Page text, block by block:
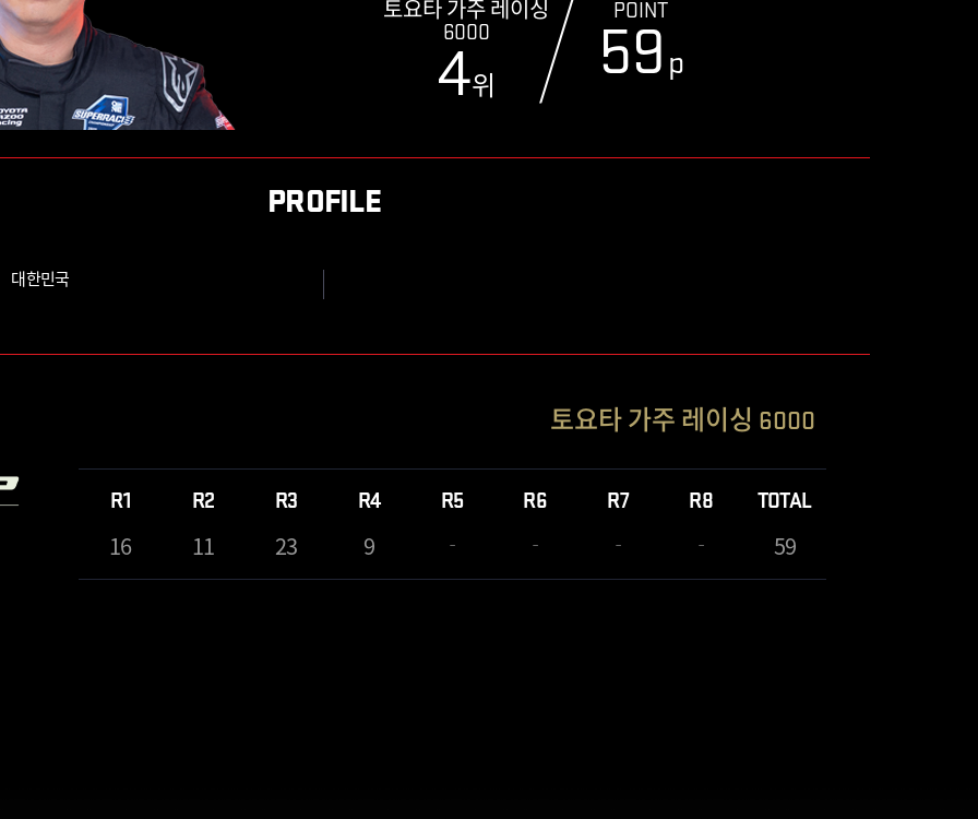
토요타 가주 레이싱
6000
4위
POINT
59p
PROFILE
대한민국
토요타 가주 레이싱 6000
R1 R2 R3 R4 R5 R6 R7 R8 TOTAL
16 11 23 9 - - - - 59